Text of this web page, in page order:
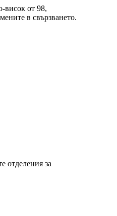
висок от 98,
в свързването.
отделения за